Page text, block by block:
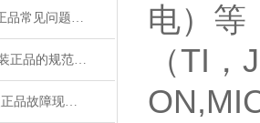
SY5806FAC原装正品常见问题及对应解决办法大公开
SY59103NFCC原装正品的规范存放管理体系介绍
SY58215FAC原装正品故障现象相应的解决方法介绍
电）等
（TI